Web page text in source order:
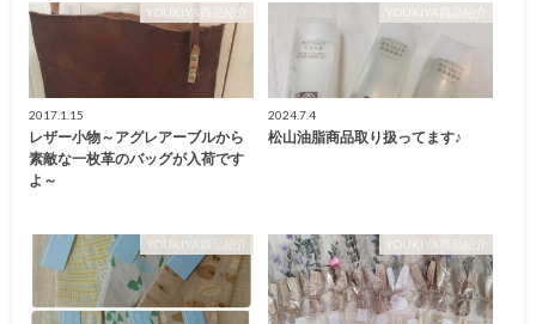
YOUKIYA商品紹介
2017.1.15
レザー小物～アグレアーブルから
素敵な一枚革のバッグが入荷です
よ～
YOUKIYA商品紹介
2024.7.4
松山油脂商品取り扱ってます♪
YOUKIYA商品紹介 YOUKIYA商品紹介